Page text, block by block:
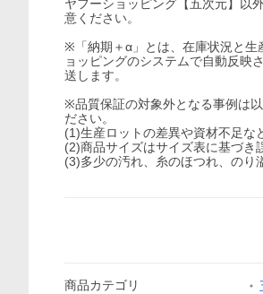
ヤフーショッピング【五次元】以
意ください。
※「納期＋α」とは、在庫状況と生
ョッピングのシステムで自動反映
送します。
※品質保証の対象外となる事例は
ださい。
(1)生産ロットの差異や資材不足な
(2)商品サイズはサイズ表に基づき
(3)多少の汚れ、糸のほつれ、のり
商品カテゴリ